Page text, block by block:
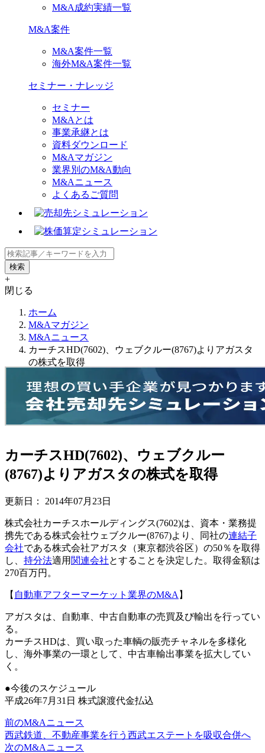
M&A成約実績一覧
M&A案件
M&A案件一覧
海外M&A案件一覧
セミナー・ナレッジ
セミナー
M&Aとは
事業承継とは
資料ダウンロード
M&Aマガジン
業界別のM&A動向
M&Aニュース
よくあるご質問
+
閉じる
ホーム
M&Aマガジン
M&Aニュース
カーチスHD(7602)、ウェブクルー(8767)よりアガスタ
の株式を取得
カーチスHD(7602)、ウェブクルー
(8767)よりアガスタの株式を取得
更新日： 2014年07月23日
株式会社カーチスホールディングス(7602)は、資本・業務提
携先である株式会社ウェブクルー(8767)より、同社の連結子
会社である株式会社アガスタ（東京都渋谷区）の50％を取得
し、 持分法適用 関連会社とすることを決定した。取得金額は
270百万円。
【 自動車アフターマーケット業界のM&A 】
アガスタは、自動車、中古自動車の売買及び輸出を行ってい
る。
カーチスHDは、買い取った車輌の販売チャネルを多様化
し、海外事業の一環として、中古車輸出事業を拡大してい
く。
●今後のスケジュール
平成26年7月31日 株式譲渡代金払込
前のM&Aニュース
西武鉄道、不動産事業を行う西武エステートを吸収合併へ
次のM&Aニュース